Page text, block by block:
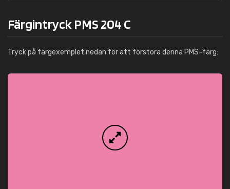
Färgintryck PMS 204 C
Tryck på färgexemplet nedan för att förstora denna PMS-färg: